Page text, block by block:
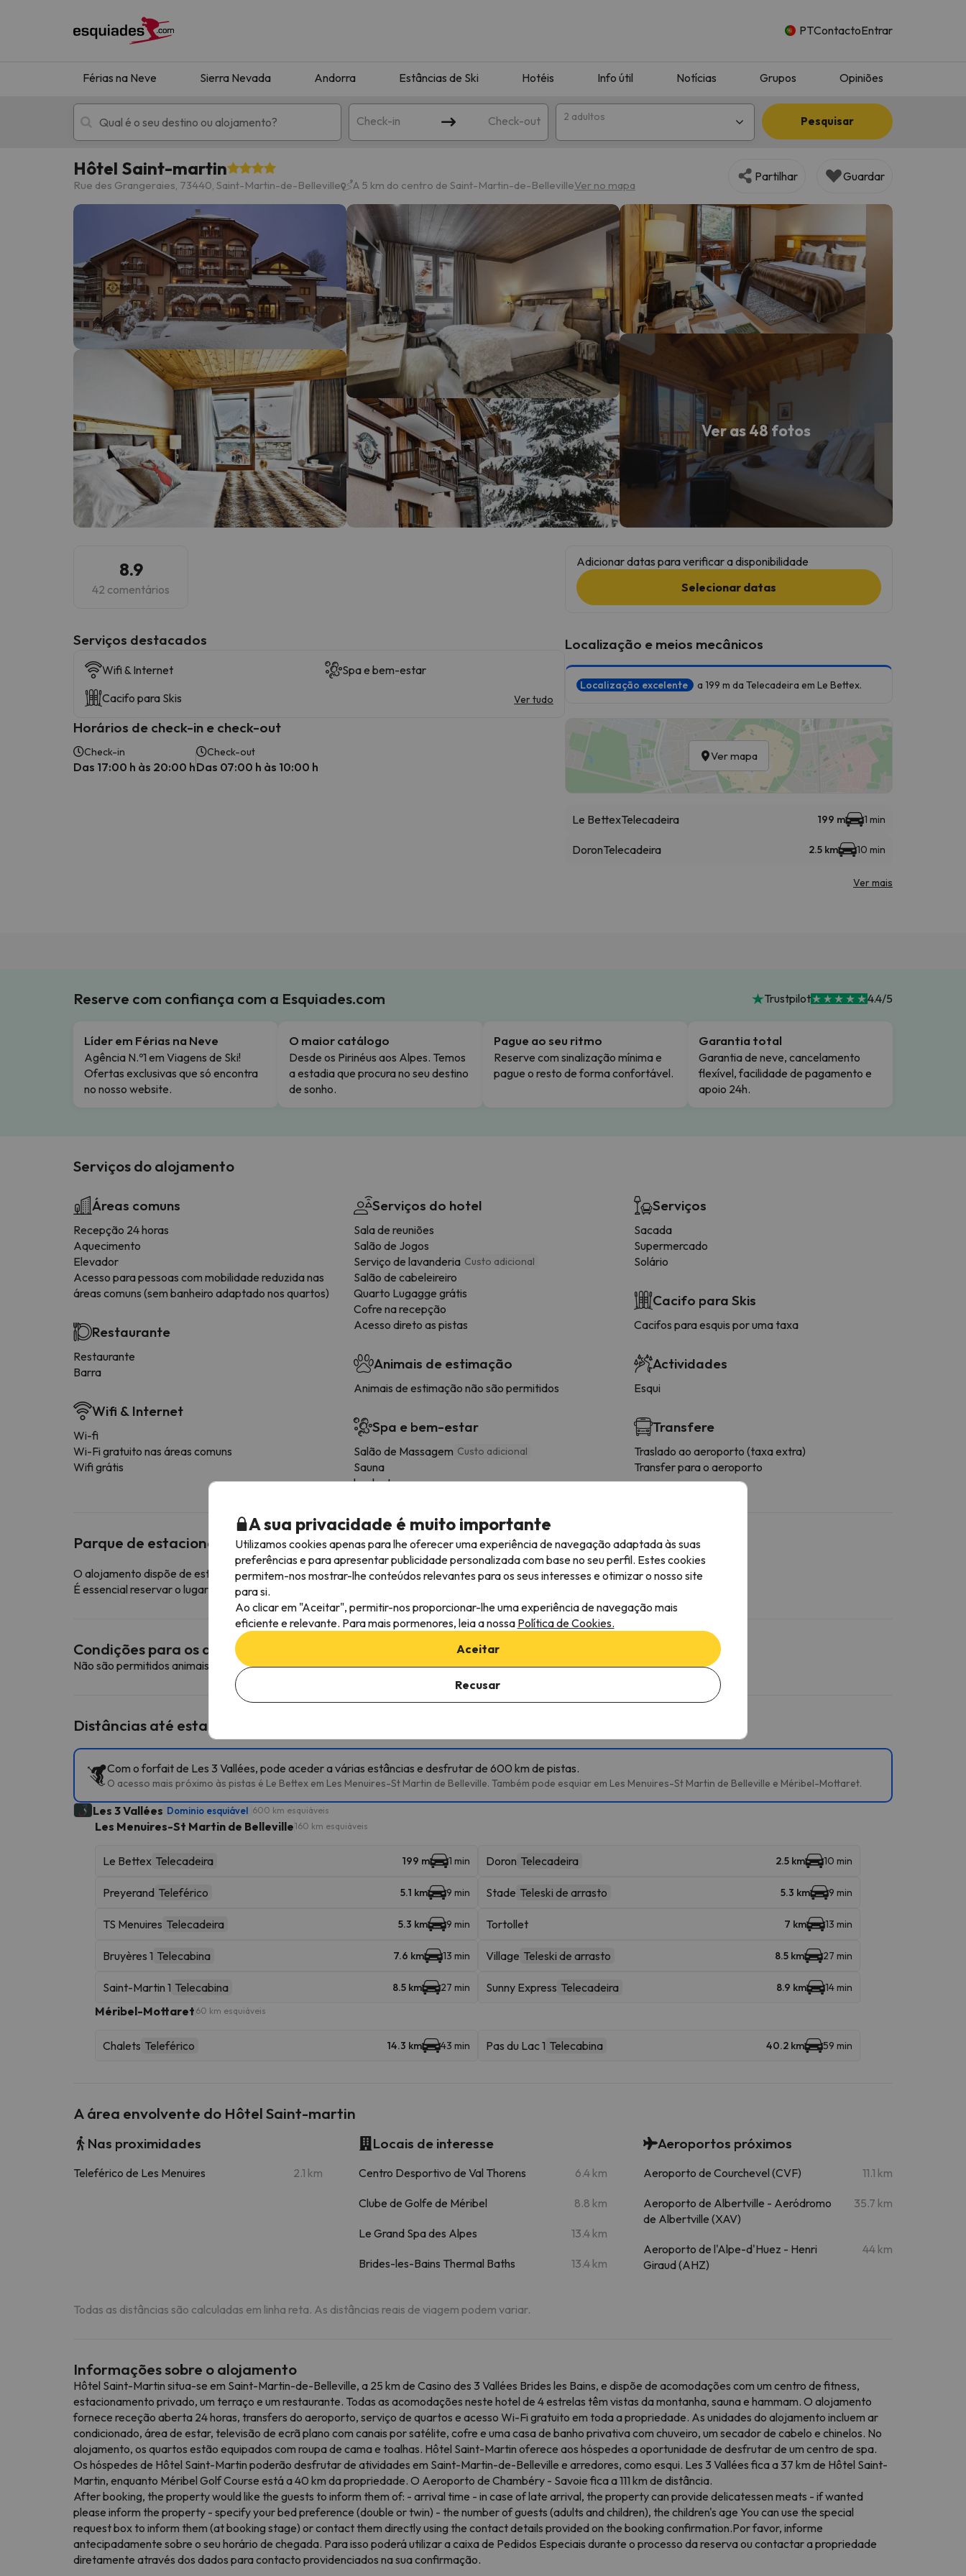
PTContactoEntrar
Férias na Neve Sierra Nevada Andorra Estâncias de Ski Hotéis Info útil Notícias Grupos Opiniões
Check-in Check-out 2 adultos Pesquisar
Férias na neve Hotéis de montanha
Oops, não encontramos nenhum resultado que corresponda à sua pesquisa. Tente modificar o destino.
Bem, parece que o nosso Seeker perdeu o seu caminho. Assim que encontrar a sua bússola, estará de volta.
Hôtel Saint-martin
Rue des Grangeraies, 73440, Saint-Martin-de-Belleville A 5 km do centro de Saint-Martin-de-BellevilleVer no mapa
Partilhar Guardar
Ver as 48 fotos
8.9
42 comentários
Serviços destacados
Wifi & Internet
Spa e bem-estar
Cacifo para Skis
Ver tudo
Horários de check-in e check-out
Check-in
Das 17:00 h às 20:00 h
Check-out
Das 07:00 h às 10:00 h
Adicionar datas para verificar a disponibilidade
Selecionar datas
Localização e meios mecânicos
Localização excelente a 199 m da Telecadeira em Le Bettex.
Ver mapa
Le BettexTelecadeira 199 m 1 min
DoronTelecadeira 2.5 km 10 min
Ver mais
Reserve com confiança com a Esquiades.com Trustpilot 4.4/5
Líder em Férias na Neve
Agência N.º1 em Viagens de Ski!
Ofertas exclusivas que só encontra
no nosso website.
O maior catálogo
Desde os Pirinéus aos Alpes. Temos
a estadia que procura no seu destino
de sonho.
Pague ao seu ritmo
Reserve com sinalização mínima e
pague o resto de forma confortável.
Garantia total
Garantia de neve, cancelamento
flexível, facilidade de pagamento e
apoio 24h.
Serviços do alojamento
Áreas comuns
Recepção 24 horas
Aquecimento
Elevador
Acesso para pessoas com mobilidade reduzida nas
áreas comuns (sem banheiro adaptado nos quartos)
Restaurante
Restaurante
Barra
Wifi & Internet
Wi-fi
Wi-Fi gratuito nas áreas comuns
Wifi grátis
Serviços do hotel
Sala de reuniões
Salão de Jogos
Serviço de lavanderia Custo adicional
Salão de cabeleireiro
Quarto Lugagge grátis
Cofre na recepção
Acesso direto as pistas
Animais de estimação
Animais de estimação não são permitidos
Spa e bem-estar
Salão de Massagem Custo adicional
Sauna
banho turco
Serviços
Sacada
Supermercado
Solário
Cacifo para Skis
Cacifos para esquis por uma taxa
Actividades
Esqui
Transfere
Traslado ao aeroporto (taxa extra)
Transfer para o aeroporto
Parque de estacionamento
O alojamento dispõe de estacionamento interior (custo adicional)
É essencial reservar o lugar de estacionamento com antecedência, contactando diretamente o alojamento.
Condições para os animais de estimação
Não são permitidos animais de estimação neste alojamento.
Distâncias até estações de esqui próximas
Com o forfait de Les 3 Vallées, pode aceder a várias estâncias e desfrutar de 600 km de pistas.
O acesso mais próximo às pistas é Le Bettex em Les Menuires-St Martin de Belleville. Também pode esquiar em Les Menuires-St Martin de Belleville e Méribel-Mottaret.
Les 3 Vallées Dominio esquiável 600 km esquiáveis
Les Menuires-St Martin de Belleville160 km esquiáveis
Le Bettex Telecadeira 199 m 1 min Doron Telecadeira 2.5 km 10 min
Preyerand Teleférico 5.1 km 9 min Stade Teleski de arrasto 5.3 km 9 min
TS Menuires Telecadeira 5.3 km 9 min Tortollet 7 km 13 min
Bruyères 1 Telecabina 7.6 km 13 min Village Teleski de arrasto 8.5 km 27 min
Saint-Martin 1 Telecabina 8.5 km 27 min Sunny Express Telecadeira 8.9 km 14 min
Méribel-Mottaret 60 km esquiáveis
Chalets Teleférico 14.3 km 43 min Pas du Lac 1 Telecabina 40.2 km 59 min
A área envolvente do Hôtel Saint-martin
Nas proximidades
Teleférico de Les Menuires 2.1 km
Locais de interesse
Centro Desportivo de Val Thorens 6.4 km
Clube de Golfe de Méribel 8.8 km
Le Grand Spa des Alpes 13.4 km
Brides-les-Bains Thermal Baths 13.4 km
Aeroportos próximos
Aeroporto de Courchevel (CVF) 11.1 km
Aeroporto de Albertville - Aeródromo
de Albertville (XAV)
35.7 km
Aeroporto de l'Alpe-d'Huez - Henri
Giraud (AHZ)
44 km
Todas as distâncias são calculadas em linha reta. As distâncias reais de viagem podem variar.
Informações sobre o alojamento
Hôtel Saint-Martin situa-se em Saint-Martin-de-Belleville, a 25 km de Casino des 3 Vallées Brides les Bains, e dispõe de acomodações com um centro de fitness,
estacionamento privado, um terraço e um restaurante. Todas as acomodações neste hotel de 4 estrelas têm vistas da montanha, sauna e hammam. O alojamento
fornece receção aberta 24 horas, transfers do aeroporto, serviço de quartos e acesso Wi-Fi gratuito em toda a propriedade. As unidades do alojamento incluem ar
condicionado, área de estar, televisão de ecrã plano com canais por satélite, cofre e uma casa de banho privativa com chuveiro, um secador de cabelo e chinelos. No
alojamento, os quartos estão equipados com roupa de cama e toalhas. Hôtel Saint-Martin oferece aos hóspedes a oportunidade de desfrutar de um centro de spa.
Os hóspedes de Hôtel Saint-Martin poderão desfrutar de atividades em Saint-Martin-de-Belleville e arredores, como esqui. Les 3 Vallées fica a 37 km de Hôtel Saint-
Martin, enquanto Méribel Golf Course está a 40 km da propriedade. O Aeroporto de Chambéry - Savoie fica a 111 km de distância.
After booking, the property would like the guests to inform them of: - arrival time - in case of late arrival, the property can provide delicatessen meats - if wanted
please inform the property - specify your bed preference (double or twin) - the number of guests (adults and children), the children's age You can use the special
request box to inform them (at booking stage) or contact them directly using the contact details provided on the booking confirmation.Por favor, informe
antecipadamente sobre o seu horário de chegada. Para isso poderá utilizar a caixa de Pedidos Especiais durante o processo da reserva ou contactar a propriedade
diretamente através dos dados para contacto providenciados na sua confirmação.
A sua privacidade é muito importante
Utilizamos cookies apenas para lhe oferecer uma experiência de navegação adaptada às suas
preferências e para apresentar publicidade personalizada com base no seu perfil. Estes cookies
permitem-nos mostrar-lhe conteúdos relevantes para os seus interesses e otimizar o nosso site
para si.
Ao clicar em "Aceitar", permitir-nos proporcionar-lhe uma experiência de navegação mais
eficiente e relevante. Para mais pormenores, leia a nossa Política de Cookies.
Aceitar
Recusar